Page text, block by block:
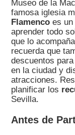
Museo de la
famosa iglesia
Flamenco es un
aprender todo
que lo
recuerda que
descuentos
en la ciudad y
atracciones.
planificar los
Sevilla.
Antes de